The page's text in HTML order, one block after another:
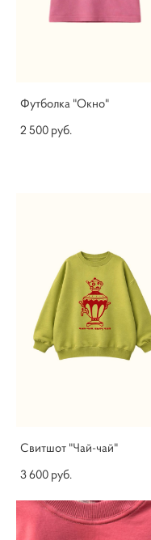
Футболка "Окно"
2 500 pуб.
Свитшот "Чай-чай"
3 600 pуб.